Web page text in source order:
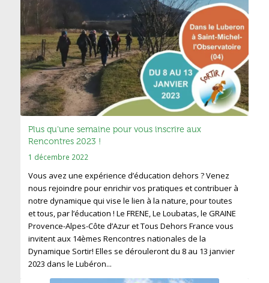
Plus qu’une semaine pour vous inscrire aux
Rencontres 2023 !
1 décembre 2022
Vous avez une expérience d’éducation dehors ? Venez
nous rejoindre pour enrichir vos pratiques et contribuer à
notre dynamique qui vise le lien à la nature, pour toutes
et tous, par l’éducation ! Le FRENE, Le Loubatas, le GRAINE
Provence-Alpes-Côte d’Azur et Tous Dehors France vous
invitent aux 14èmes Rencontres nationales de la
Dynamique Sortir! Elles se dérouleront du 8 au 13 janvier
2023 dans le Lubéron...